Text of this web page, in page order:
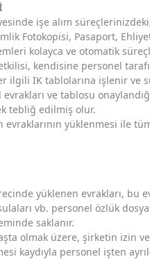
işe alım
Fotokopisi, Pasaport,
kolayca ve otomatik
kendisine personel
IK tablolarına işlenir ve
ve tablosu
tebliğ edilmiş olur.
evraklarının yüklenmesi ile
yüklenen evrakları,
vb. personel özlük
saklanır.
olmak üzere, şirketin izin
kaydıyla personel işten